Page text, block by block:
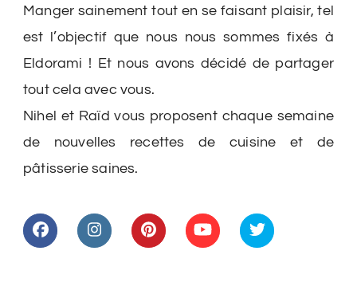
Manger sainement tout en se faisant plaisir, tel
est l’objectif que nous nous sommes fixés à
Eldorami ! Et nous avons décidé de partager
tout cela avec vous.
Nihel et Raïd vous proposent chaque semaine
de nouvelles recettes de cuisine et de
pâtisserie saines.